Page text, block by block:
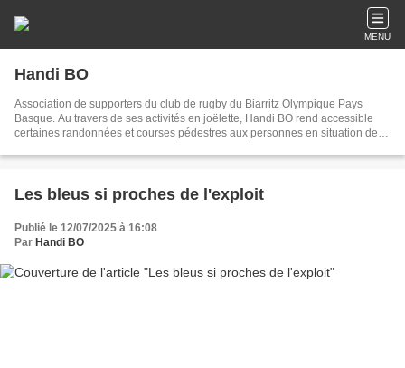
MENU
Handi BO
Association de supporters du club de rugby du Biarritz Olympique Pays
Basque. Au travers de ses activités en joëlette, Handi BO rend accessible
certaines randonnées et courses pédestres aux personnes en situation de
Les bleus si proches de l'exploit
Publié le 12/07/2025 à 16:08
Par Handi BO